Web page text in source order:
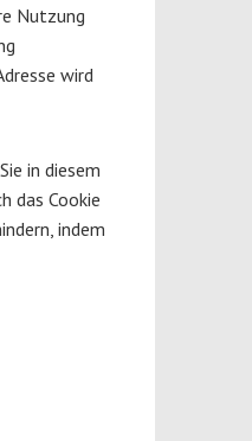
Nutzung
wird
in diesem
das Cookie
indem